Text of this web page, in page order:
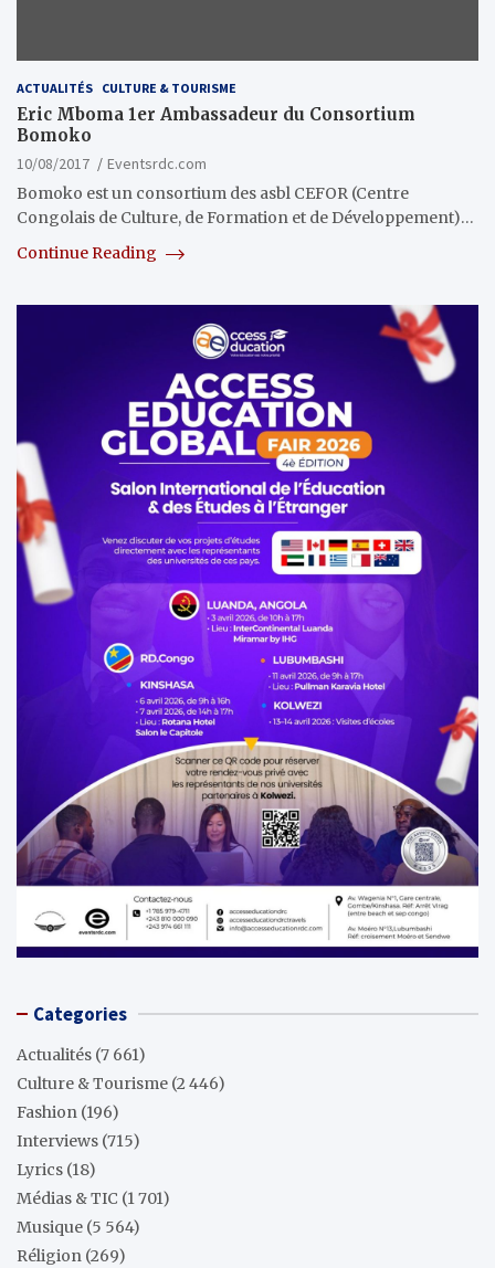
ACTUALITÉS CULTURE & TOURISME
Eric Mboma 1er Ambassadeur du Consortium
Bomoko
10/08/2017
Eventsrdc.com
Bomoko est un consortium des asbl CEFOR (Centre
Congolais de Culture, de Formation et de Développement)…
Continue Reading
Categories
Actualités (7 661)
Culture & Tourisme (2 446)
Fashion (196)
Interviews (715)
Lyrics (18)
Médias & TIC (1 701)
Musique (5 564)
Réligion (269)